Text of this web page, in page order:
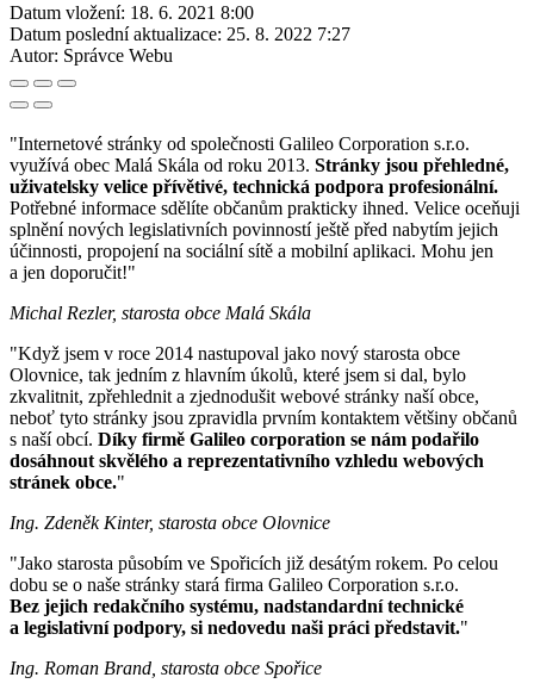
Datum vložení: 18. 6. 2021 8:00
Datum poslední aktualizace: 25. 8. 2022 7:27
Autor: Správce Webu
"Internetové stránky od společnosti Galileo Corporation s.r.o.
využívá obec Malá Skála od roku 2013. Stránky jsou přehledné,
uživatelsky velice přívětivé, technická podpora profesionální.
Potřebné informace sdělíte občanům prakticky ihned. Velice oceňuji
splnění nových legislativních povinností ještě před nabytím jejich
účinnosti, propojení na sociální sítě a mobilní aplikaci. Mohu jen
a jen doporučit!"
Michal Rezler, starosta obce Malá Skála
"Když jsem v roce 2014 nastupoval jako nový starosta obce
Olovnice, tak jedním z hlavním úkolů, které jsem si dal, bylo
zkvalitnit, zpřehlednit a zjednodušit webové stránky naší obce,
neboť tyto stránky jsou zpravidla prvním kontaktem většiny občanů
s naší obcí. Díky firmě Galileo corporation se nám podařilo
dosáhnout skvělého a reprezentativního vzhledu webových
stránek obce."
Ing. Zdeněk Kinter, starosta obce Olovnice
"Jako starosta působím ve Spořicích již desátým rokem. Po celou
dobu se o naše stránky stará firma Galileo Corporation s.r.o.
Bez jejich redakčního systému, nadstandardní technické
a legislativní podpory, si nedovedu naši práci představit."
Ing. Roman Brand, starosta obce Spořice